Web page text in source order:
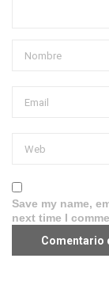
Save my name,
next time I